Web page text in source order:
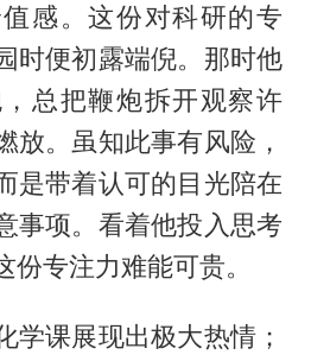
感。这份对科研的专
时便初露端倪。那时他
总把鞭炮拆开观察许
放。虽知此事有风险，
是带着认可的目光陪在
事项。看着他投入思考
专注力难能可贵。
学课展现出极大热情；